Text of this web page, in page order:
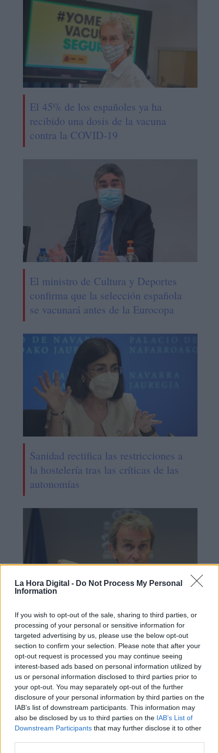
La Hora Digital - Do Not Process My Personal
Information
If you wish to opt-out of the sale, sharing to third parties, or
processing of your personal or sensitive information for
targeted advertising by us, please use the below opt-out
section to confirm your selection. Please note that after your
opt-out request is processed you may continue seeing
interest-based ads based on personal information utilized by
us or personal information disclosed to third parties prior to
your opt-out. You may separately opt-out of the further
disclosure of your personal information by third parties on the
IAB’s list of downstream participants. This information may
also be disclosed by us to third parties on the IAB’s List of
Downstream Participants that may further disclose it to other
El 45% de los españoles ya ha
recibido una dosis de la vacuna
contra la COVID-19
El ministro de Cultura y Deportes
confirma que la selección española
se vacunará antes de la Eurocopa
Sanidad rectifica las restricciones a
la hostelería tras las críticas de las
autonomías
Varias comunidades autónomas
valoran ya eliminar el uso de
mascarillas en exteriores a partir de
julio